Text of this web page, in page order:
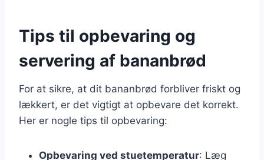
Tips til opbevaring og
servering af bananbrød
For at sikre, at dit bananbrød forbliver friskt og
lækkert, er det vigtigt at opbevare det korrekt.
Her er nogle tips til opbevaring:
Opbevaring ved stuetemperatur: Læg